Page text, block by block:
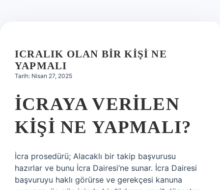
Hakkımızda
ICRALIK OLAN BIR KIŞI NE
YAPMALI
Tarih: Nisan 27, 2025
İCRAYA VERILEN
KIŞI NE YAPMALI?
İcra prosedürü; Alacaklı bir takip başvurusu
hazırlar ve bunu İcra Dairesi’ne sunar. İcra Dairesi
başvuruyu haklı görürse ve gerekçesi kanuna